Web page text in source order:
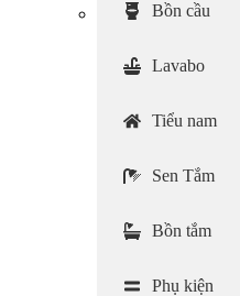
Bồn cầu
Lavabo
Tiểu nam
Sen Tắm
Bồn tắm
Phụ kiện